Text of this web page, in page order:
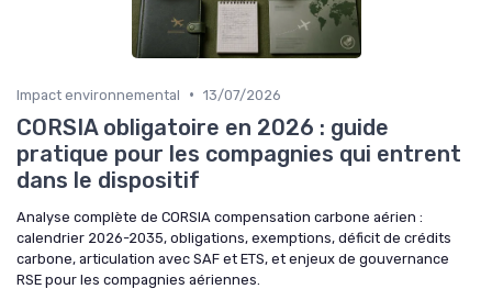
Impact environnemental • 13/07/2026
CORSIA obligatoire en 2026 : guide
pratique pour les compagnies qui entrent
dans le dispositif
Analyse complète de CORSIA compensation carbone aérien :
calendrier 2026-2035, obligations, exemptions, déficit de crédits
carbone, articulation avec SAF et ETS, et enjeux de gouvernance
RSE pour les compagnies aériennes.